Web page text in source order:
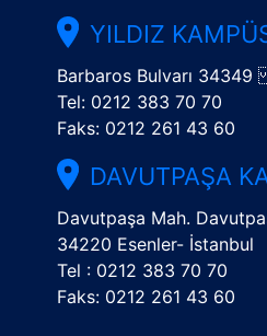
YILDIZ
Barbaros Bulvarı 34349
Tel: 0212 383 70 70
Faks: 0212 261 43 60
DAVUTPAŞA
Davutpaşa Mah.
34220 Esenler- İstanbul
Tel : 0212 383 70 70
Faks: 0212 261 43 60